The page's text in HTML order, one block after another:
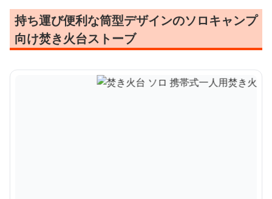
持ち運び便利な筒型デザインのソロキャンプ
向け焚き火台ストーブ